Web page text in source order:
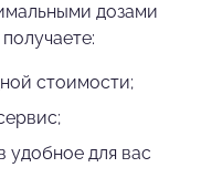
дозами
стоимости;
удобное для вас